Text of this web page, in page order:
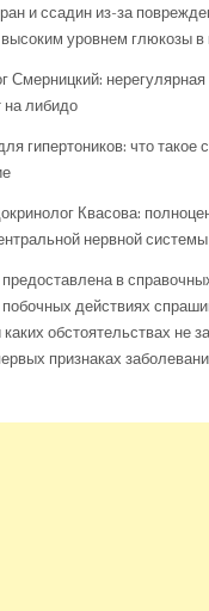
и ссадин из-за
уровнем глюкозы в
Смерницкий:
на либидо
гипертоников: что такое
Квасова:
нервной системы
в
побочных действиях
обстоятельствах не
признаках